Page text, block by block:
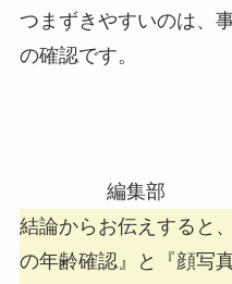
つまずきやすいのは、
の確認です。
編集部
結論からお伝えすると
の年齢確認』と『顔写